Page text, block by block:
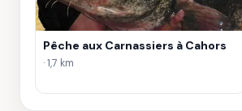
Pêche aux Carnassiers à Cahors
· 1,7 km